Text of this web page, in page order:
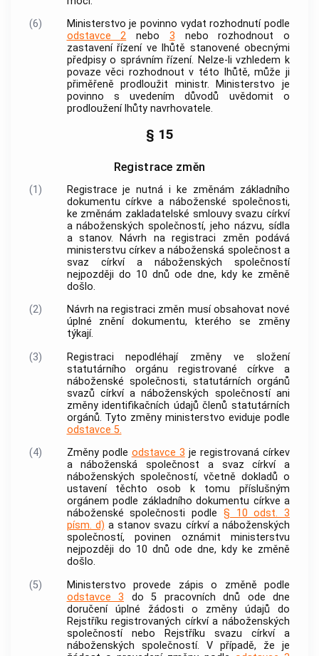
(6)
Ministerstvo je povinno vydat rozhodnutí podle
odstavce 2 nebo 3 nebo rozhodnout o
zastavení řízení ve lhůtě stanovené obecnými
předpisy o správním řízení. Nelze-li vzhledem k
povaze věci rozhodnout v této lhůtě, může ji
přiměřeně prodloužit ministr. Ministerstvo je
povinno s uvedením důvodů uvědomit o
prodloužení lhůty navrhovatele.
§ 15
Registrace změn
(1)
Registrace je nutná i ke změnám základního
dokumentucírkve a náboženské společnosti,
ke změnám zakladatelské smlouvy svazu církví
a náboženských společností, jeho názvu, sídla
a stanov. Návrh na registraci změn podává
ministerstvu církev a náboženská společnost a
svaz církví a náboženských společností
nejpozději do 10 dnů ode dne, kdy ke změně
došlo.
(2)
Návrh na registraci změn musí obsahovat nové
úplné znění dokumentu, kterého se změny
týkají.
(3)
Registraci nepodléhají změny ve složení
statutárního orgánu registrovanécírkve a
náboženské společnosti, statutárních orgánů
svazů církví a náboženských společnostíani
změnyidentifikačních údajů členů statutárních
orgánů. Tyto změny ministerstvo eviduje podle
odstavce 5.
(4)
Změny podle odstavce 3 je registrovanácírkev
a náboženská společnost a svazcírkví a
náboženských společností, včetně dokladů o
ustavení těchto osob k tomu příslušným
orgánem podle základního dokumentu církve a
náboženské společnosti podle § 10 odst. 3
písm. d) a stanov svazu církví a náboženských
společností, povinen oznámit ministerstvu
nejpozději do 10 dnů ode dne, kdy ke změně
došlo.
(5)
Ministerstvo provede zápis o změně podle
odstavce 3 do 5 pracovních dnů ode dne
doručení úplné žádosti o změny údajů do
Rejstříku registrovaných církví a náboženských
společnostínebo Rejstříku svazu církví a
náboženských společností. V případě, že je